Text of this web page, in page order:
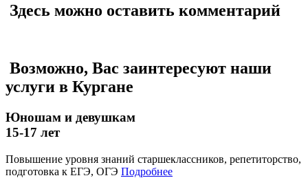
Здесь можно оставить комментарий
Возможно, Вас заинтересуют наши
услуги в Кургане
Юношам и девушкам
15-17 лет
Повышение уровня знаний старшеклассников, репетиторство,
подготовка к ЕГЭ, ОГЭ Подробнее